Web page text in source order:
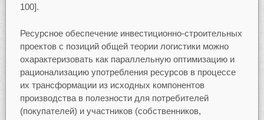
100].
Ресурсное обеспечение инвестиционно-строительных
проектов с позиций общей теории логистики можно
охарактеризовать как параллельную оптимизацию и
рационализацию употребления ресурсов в процессе
их трансформации из исходных компонентов
производства в полезности для потребителей
(покупателей) и участников (собственников,